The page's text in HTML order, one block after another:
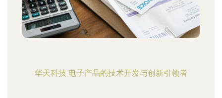
华天科技 电子产品的技术开发与创新引领者